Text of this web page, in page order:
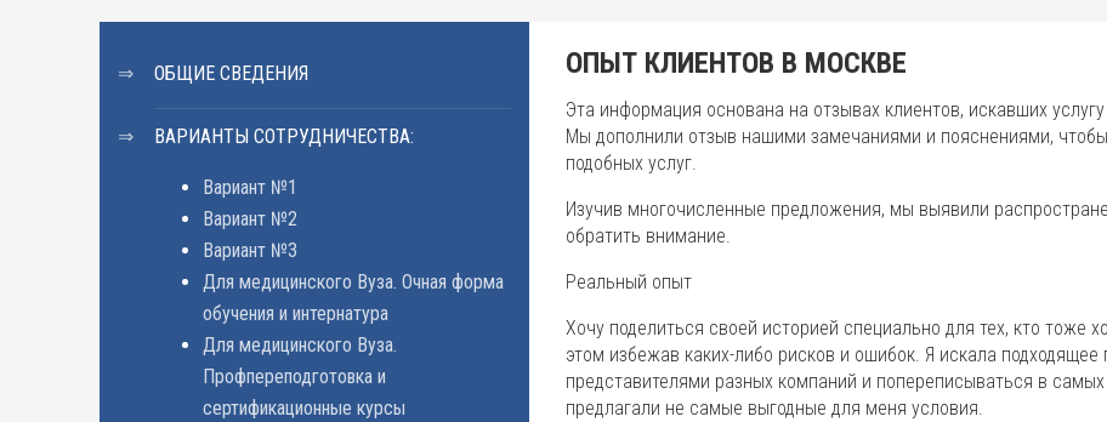
ОБЩИЕ СВЕДЕНИЯ
ВАРИАНТЫ СОТРУДНИЧЕСТВА:
Вариант №1
Вариант №2
Вариант №3
Для медицинского Вуза. Очная форма
обучения и интернатура
Для медицинского Вуза.
Профпереподготовка и
сертификационные курсы
ОПЫТ КЛИЕНТОВ В МОСКВЕ
Эта информация основана на отзывах клиентов, искавших
Мы дополнили отзыв нашими замечаниями и пояснениями,
подобных услуг.
Изучив многочисленные предложения, мы выявили
обратить внимание.
Реальный опыт
Хочу поделиться своей историей специально для тех, кто тоже
этом избежав каких-либо рисков и ошибок. Я искала
представителями разных компаний и попереписываться в
предлагали не самые выгодные для меня условия.